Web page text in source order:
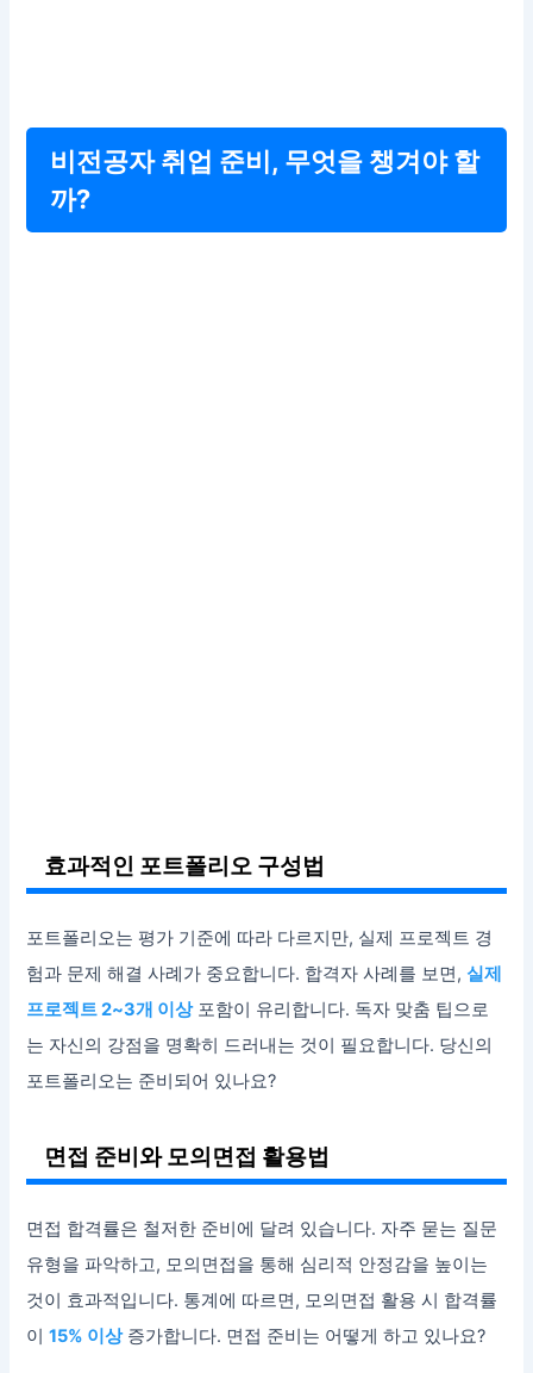
비전공자 취업 준비, 무엇을 챙겨야 할
까?
효과적인 포트폴리오 구성법
포트폴리오는 평가 기준에 따라 다르지만, 실제 프로젝트 경
험과 문제 해결 사례가 중요합니다. 합격자 사례를 보면, 실제
프로젝트 2~3개 이상포함이 유리합니다. 독자 맞춤 팁으로
는 자신의 강점을 명확히 드러내는 것이 필요합니다. 당신의
포트폴리오는 준비되어 있나요?
면접 준비와 모의면접 활용법
면접 합격률은 철저한 준비에 달려 있습니다. 자주 묻는 질문
유형을 파악하고, 모의면접을 통해 심리적 안정감을 높이는
것이 효과적입니다. 통계에 따르면, 모의면접 활용 시 합격률
이15% 이상증가합니다. 면접 준비는 어떻게 하고 있나요?